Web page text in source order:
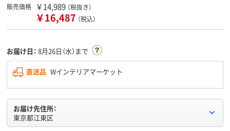
販売価格 ￥14,989 （税抜き）
￥16,487 （税込）
お届け日： 8月26日（水）まで
直送品 Wインテリアマーケット
お届け先住所：
東京都江東区